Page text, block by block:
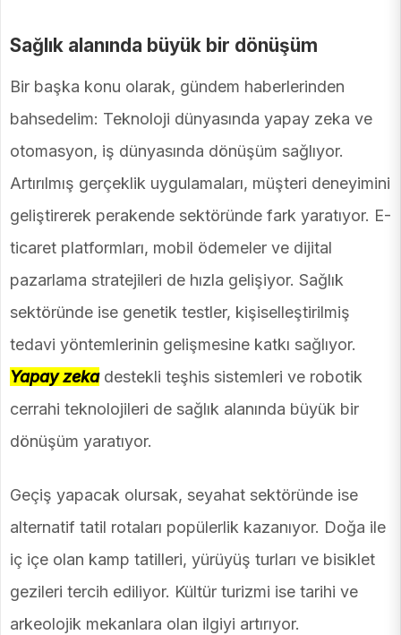
Sağlık alanında büyük bir dönüşüm
Bir başka konu olarak, gündem haberlerinden
bahsedelim: Teknoloji dünyasında yapay zeka ve
otomasyon, iş dünyasında dönüşüm sağlıyor.
Artırılmış gerçeklik uygulamaları, müşteri deneyimini
geliştirerek perakende sektöründe fark yaratıyor. E-
ticaret platformları, mobil ödemeler ve dijital
pazarlama stratejileri de hızla gelişiyor. Sağlık
sektöründe ise genetik testler, kişiselleştirilmiş
tedavi yöntemlerinin gelişmesine katkı sağlıyor.
Yapay zekadestekli teşhis sistemleri ve robotik
cerrahi teknolojileri de sağlık alanında büyük bir
dönüşüm yaratıyor.
Geçiş yapacak olursak, seyahat sektöründe ise
alternatif tatil rotaları popülerlik kazanıyor. Doğa ile
iç içe olan kamp tatilleri, yürüyüş turları ve bisiklet
gezileri tercih ediliyor. Kültür turizmi ise tarihi ve
arkeolojik mekanlara olan ilgiyi artırıyor.